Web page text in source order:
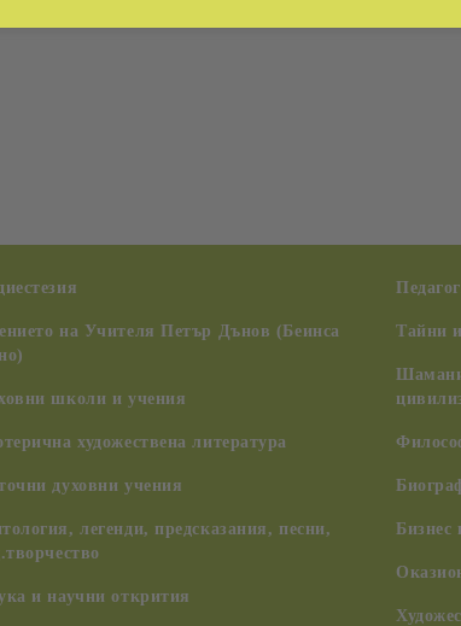
на Учителя Петър Дънов (Беинса
школи и учения
художествена литература
духовни учения
легенди, предсказания, песни,
и научни открития
Тайни
Бизнес